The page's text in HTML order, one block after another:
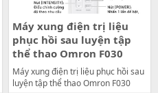
Máy xung điện trị liệu
phục hồi sau luyện tập
thể thao Omron F030
Máy xung điện trị liệu phục hồi sau
luyện tập thể thao Omron F030